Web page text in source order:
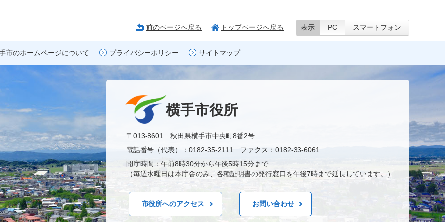
前のページへ戻る トップページへ戻る 表示 PC スマートフォン
市のホームページについて プライバシーポリシー サイトマップ
横手市役所
〒013-8601 秋田県横手市中央町8番2号
電話番号（代表）：0182-35-2111 ファクス：0182-33-6061
開庁時間：午前8時30分から午後5時15分まで
（毎週水曜日は本庁舎のみ、各種証明書の発行窓口を午後7時まで延長しています。）
市役所へのアクセス お問い合わせ